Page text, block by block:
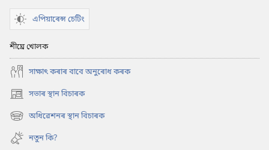
এপিয়াৰেন্স চেটিং
শীঘ্ৰে খোলক
সাক্ষাৎ কৰাৰ বাবে অনুৰোধ কৰক
সভাৰ স্থান বিচাৰক
(opens
new
window)
অধিৱেশনৰ স্থান বিচাৰক
(opens
new
window)
নতুন কি?